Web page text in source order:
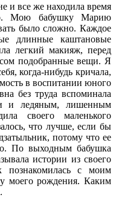
и все же находила время
Мою бабушку Марию
было сложно. Каждое
длинные каштановые
легкий макияж, перед
подобранные вещи. Я
когда-нибудь кричала,
в воспитании юного
без труда вспоминала
и ледяным, лишенным
своего маленького
что лучше, если бы
потому что ее
По выходным бабушка
истории из своего
познакомилась с моим
моего рождения. Каким